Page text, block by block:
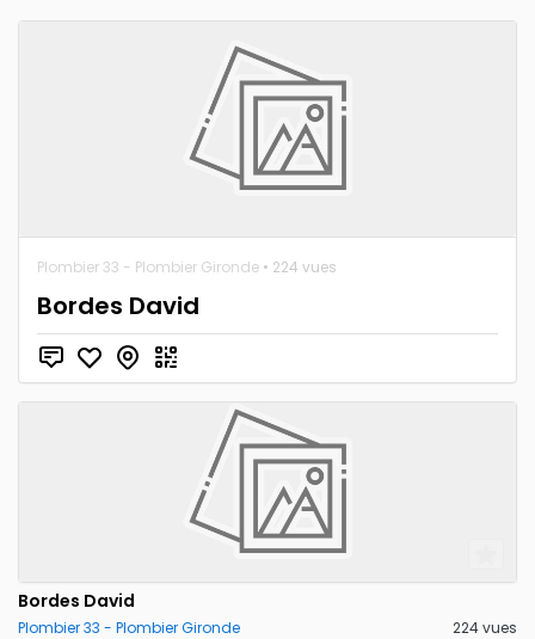
Plombier 33 - Plombier Gironde • 224 vues
Bordes David
Bordes David
Plombier 33 - Plombier Gironde 224 vues